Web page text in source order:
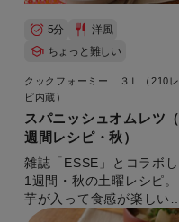
5分
洋風
ちょっと難しい
クックフォーミー ３Ｌ（210
ピ内蔵）
スパニッシュオムレツ
週間レシピ・秋）
雑誌「ESSE」とコラボ
1週間・秋の土曜レシピ
芋が入って食感が楽しい
【準備時間：5分】